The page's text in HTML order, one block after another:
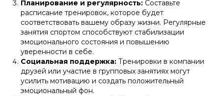
Планирование и регулярность: Составьте
расписание тренировок, которое будет
соответствовать вашему образу жизни. Регулярные
занятия спортом способствуют стабилизации
эмоционального состояния и повышению
уверенности в себе.
Социальная поддержка: Тренировки в компании
друзей или участие в групповых занятиях могут
усилить мотивацию и создать положительный
эмоциональный фон.